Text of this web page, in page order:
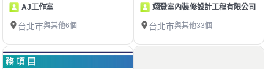
AJ工作室
台北市與其他6個
翊登室內裝修設計工程有限公司
台北市與其他33個